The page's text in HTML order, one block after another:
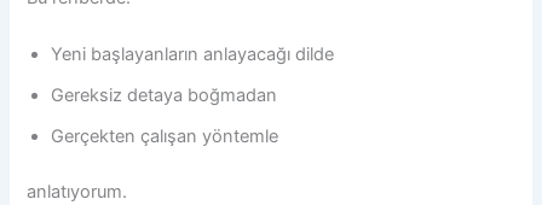
Yeni başlayanların anlayacağı dilde
Gereksiz detaya boğmadan
Gerçekten çalışan yöntemle
anlatıyorum.